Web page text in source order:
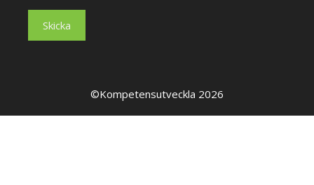
©Kompetensutveckla 2026